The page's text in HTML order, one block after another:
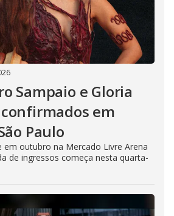
Sampaio e Gloria
em
Paulo
em outubro na Mercado Livre Arena
de ingressos começa nesta quarta-